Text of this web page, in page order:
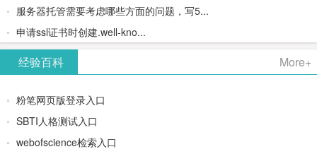
服务器托管需要考虑哪些方面的问题，写5...
申请ssl证书时创建.well-kno...
经验百科 More+
粉笔网页版登录入口
SBTI人格测试入口
webofscience检索入口